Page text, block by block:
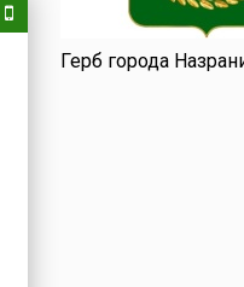
Герб города